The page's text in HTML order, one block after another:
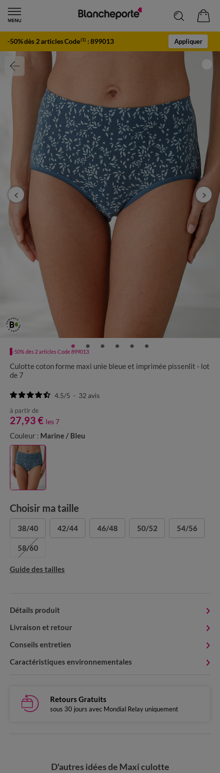
-50% dès 2 articles Code(1) :899013 Appliquer
-50% dès 2 articles Code 899013
Culotte coton forme maxi unie bleue et imprimée pissenlit - lot
de 7
4.5/5 - 32 avis
à partir de
27,93 € les 7
Couleur : Marine / Bleu
Choisir ma taille
38/40 42/44 46/48 50/52 54/56
58/60
Guide des tailles
Détails produit
Livraison et retour
Conseils entretien
Caractéristiques environnementales
Retours Gratuits
sous 30 jours avec Mondial Relay uniquement
D'autres idées de Maxi culotte